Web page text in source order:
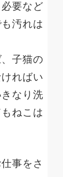
要など
汚れは
子猫の
ればい
なり洗
ねこは
事をさ